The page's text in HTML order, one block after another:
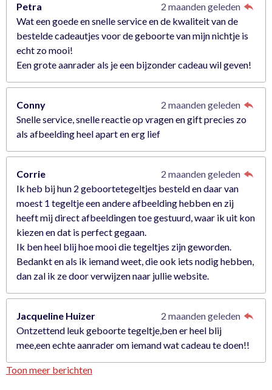
Petra
2 maanden geleden
Wat een goede en snelle service en de kwaliteit van de
bestelde cadeautjes voor de geboorte van mijn nichtje is
echt zo mooi!
Een grote aanrader als je een bijzonder cadeau wil geven!
Conny
2 maanden geleden
Snelle service, snelle reactie op vragen en gift precies zo
als afbeelding heel apart en erg lief
Corrie
2 maanden geleden
Ik heb bij hun 2 geboortetegeltjes besteld en daar van
moest 1 tegeltje een andere afbeelding hebben en zij
heeft mij direct afbeeldingen toe gestuurd, waar ik uit kon
kiezen en dat is perfect gegaan.
Ik ben heel blij hoe mooi die tegeltjes zijn geworden.
Bedankt en als ik iemand weet, die ook iets nodig hebben,
dan zal ik ze door verwijzen naar jullie website.
Jacqueline Huizer
2 maanden geleden
Ontzettend leuk geboorte tegeltje,ben er heel blij
mee,een echte aanrader om iemand wat cadeau te doen!!
Toon meer berichten